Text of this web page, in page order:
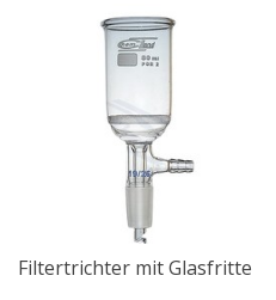
Filtertrichter mit Glasfritte